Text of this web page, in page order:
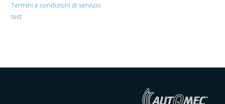
Termini e condizioni di servizio
test